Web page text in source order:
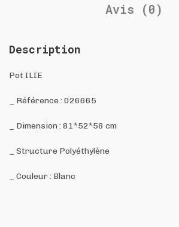
Avis (0)
Description
Pot ILIE
_ Référence : 026665
_ Dimension : 81*52*58 cm
_ Structure Polyéthylène
_ Couleur : Blanc